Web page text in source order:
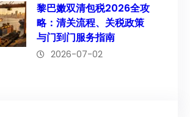
黎巴嫩双清包税2026全攻
略：清关流程、关税政策
与门到门服务指南
2026-07-02